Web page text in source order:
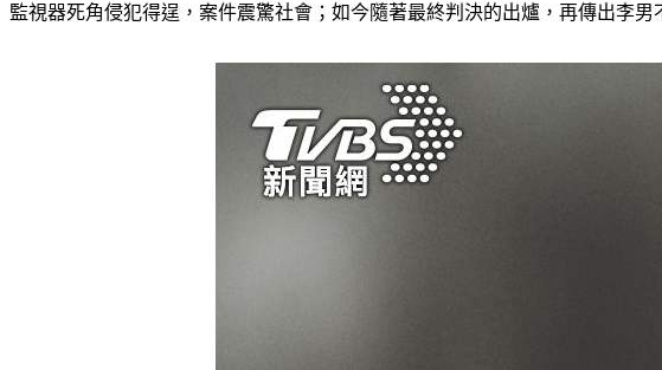
監視器死角侵犯得逞，案件震驚社會；如今隨著最終判決的出爐，再傳出李